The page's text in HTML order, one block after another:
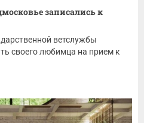
записались к
ветслужбы
своего любимца на прием к